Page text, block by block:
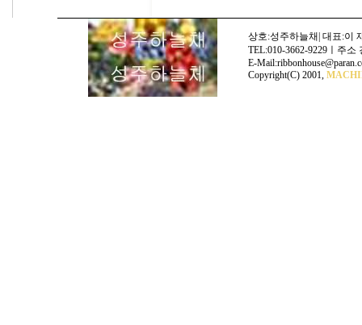
상호:성주하늘채| 대표:이
TEL:010-3662-9229ㅣ주
E-
Copyright(C) 2001,